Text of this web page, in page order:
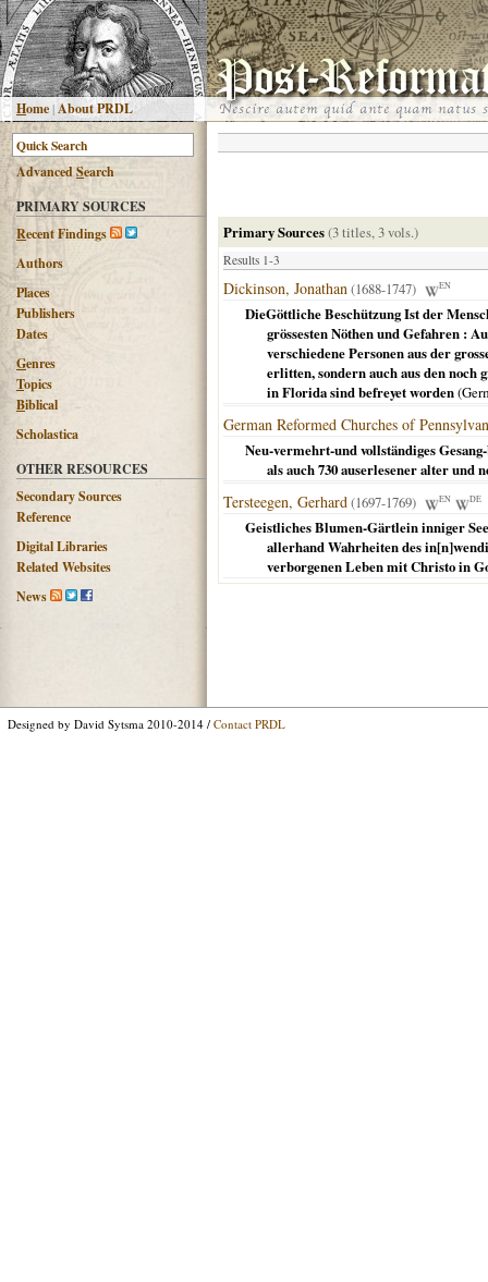
Home|About PRDL
AdvancedSearch
PRIMARY SOURCES
Recent Findings
Authors
Places
Publishers
Dates
Genres
Topics
Biblical
Scholastica
OTHER RESOURCES
Secondary Sources
Reference
Digital Libraries
Related Websites
News
Primary Sources(3 titles, 3 vols.)
Results 1-3
Dickinson, Jonathan(1688-1747) EN
DieGöttliche Beschützung Ist der
grössesten Nöthen und Gefahren :
verschiedene Personen aus der
erlitten, sondern auch aus den noch
in Florida sind befreyet worden(
German Reformed Churches of
Neu-vermehrt-und vollständiges
als auch 730 auserlesener alter und
Tersteegen, Gerhard(1697-1769) EN DE
Geistliches Blumen-Gärtlein inniger
allerhand Wahrheiten des
verborgenen Leben mit Christo in
Designed by David Sytsma 2010-2014 / Contact PRDL